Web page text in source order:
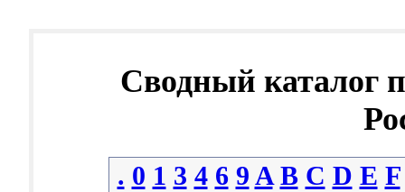
Сводный каталог
. 0 1 3 4 6 9 A B C D E F